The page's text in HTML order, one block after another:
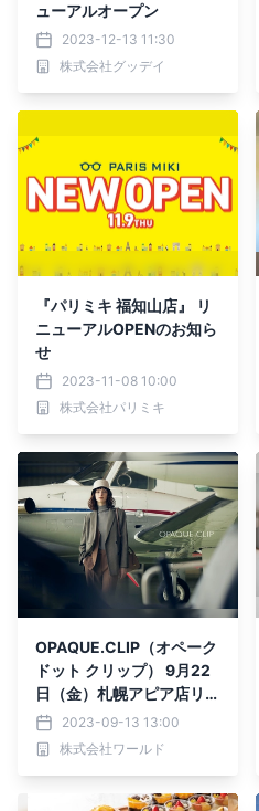
ューアルオープン
2023-12-13 11:30
株式会社グッデイ
『パリミキ 福知山店』 リ
ニューアルOPENのお知ら
せ
2023-11-08 10:00
株式会社パリミキ
OPAQUE.CLIP（オペーク
ドット クリップ） 9月22
日（金）札幌アピア店リニ
ューアルオープン
2023-09-13 13:00
株式会社ワールド